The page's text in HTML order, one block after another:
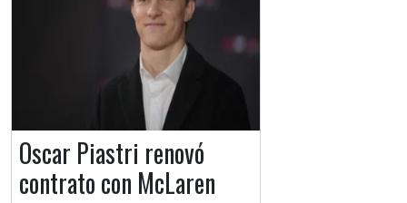
Oscar Piastri renovó
contrato con McLaren